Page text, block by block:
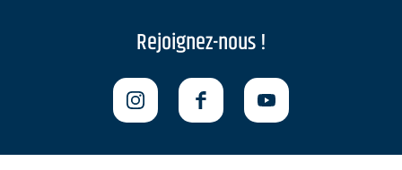
Rejoignez-nous !